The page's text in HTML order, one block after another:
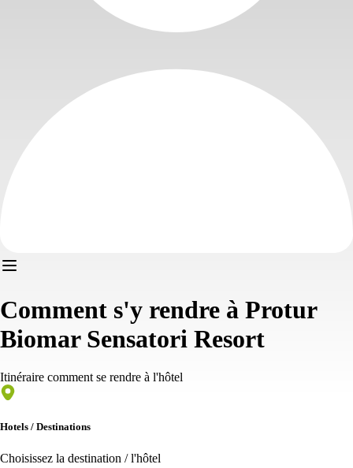
Comment s'y rendre à Protur
Biomar Sensatori Resort
Itinéraire comment se rendre à l'hôtel
Hotels / Destinations
Choisissez la destination / l'hôtel